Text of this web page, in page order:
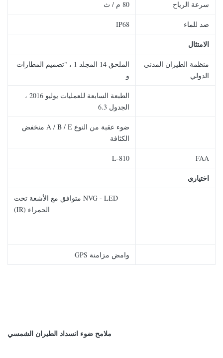
سرعة الرياح 80 م / ث
ضد للماء IP68
الامتثال
منظمة الطيران المدني
الدولي
الملحق 14 المجلد 1 ، "تصميم المطارات
و
الطبعة السابعة للعمليات يوليو 2016 ،
الجدول 6.3
ضوء عقبة من النوع A / B / E منخفض
الكثافة
FAA
L-810
اختياري
NVG - LED متوافق مع الأشعة تحت
الحمراء (IR)
وامض مزامنة GPS
ملامح ضوء انسداد الطيران الشمسي